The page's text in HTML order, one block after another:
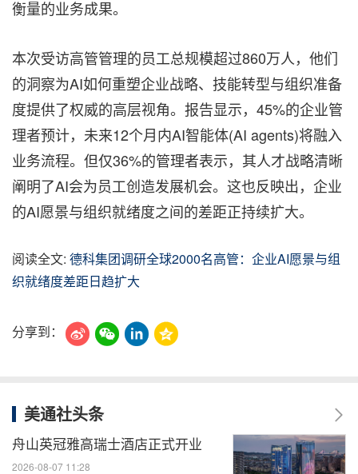
衡量的业务成果。
本次受访高管管理的员工总规模超过860万人，他们
的洞察为AI如何重塑企业战略、技能转型与组织准备
度提供了权威的高层视角。报告显示，45%的企业管
理者预计，未来12个月内AI智能体(AI agents)将融入
业务流程。但仅36%的管理者表示，其人才战略清晰
阐明了AI会为员工创造发展机会。这也反映出，企业
的AI愿景与组织就绪度之间的差距正持续扩大。
阅读全文: 德科集团调研全球2000名高管：企业AI愿景与组
织就绪度差距日趋扩大
分享到：
美通社头条
舟山英冠雅高瑞士酒店正式开业
2026-08-07 11:28